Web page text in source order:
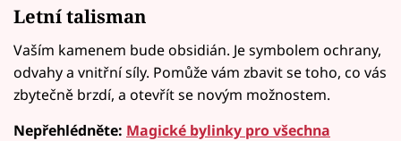
Letní talisman
Vaším kamenem bude obsidián. Je symbolem ochrany,
odvahy a vnitřní síly. Pomůže vám zbavit se toho, co vás
zbytečně brzdí, a otevřít se novým možnostem.
Nepřehlédněte: Magické bylinky pro všechna